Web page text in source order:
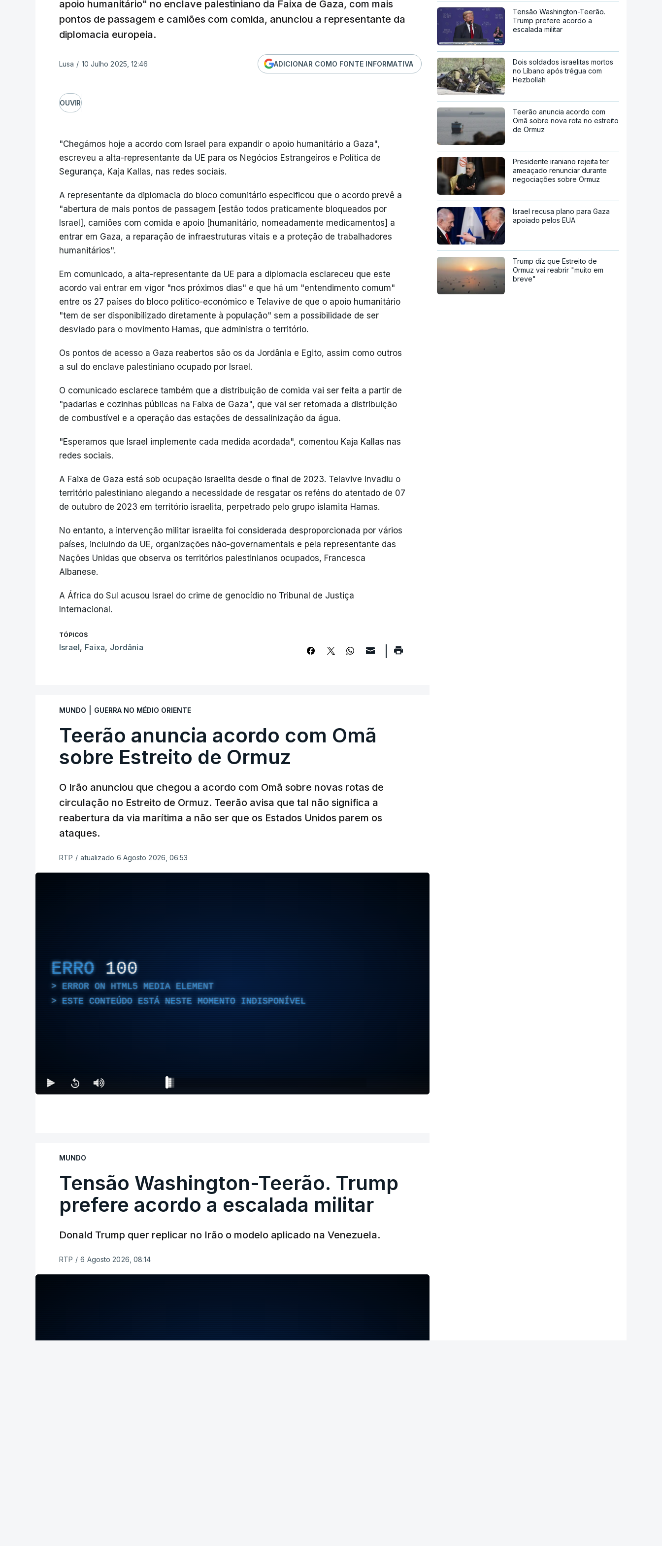
apoio humanitário" no enclave palestiniano da Faixa de Gaza, com mais
pontos de passagem e camiões com comida, anunciou a representante da
diplomacia europeia.
Lusa / 10 Julho 2025, 12:46 ADICIONAR COMO FONTE INFORMATIVA
OUVIR
"Chegámos hoje a acordo com Israel para expandir o apoio humanitário a Gaza",
escreveu a alta-representante da UE para os Negócios Estrangeiros e Política de
Segurança, Kaja Kallas, nas redes sociais.
A representante da diplomacia do bloco comunitário especificou que o acordo prevê a
"abertura de mais pontos de passagem [estão todos praticamente bloqueados por
Israel], camiões com comida e apoio [humanitário, nomeadamente medicamentos] a
entrar em Gaza, a reparação de infraestruturas vitais e a proteção de trabalhadores
humanitários".
Em comunicado, a alta-representante da UE para a diplomacia esclareceu que este
acordo vai entrar em vigor "nos próximos dias" e que há um "entendimento comum"
entre os 27 países do bloco político-económico e Telavive de que o apoio humanitário
"tem de ser disponibilizado diretamente à população" sem a possibilidade de ser
desviado para o movimento Hamas, que administra o território.
Os pontos de acesso a Gaza reabertos são os da Jordânia e Egito, assim como outros
a sul do enclave palestiniano ocupado por Israel.
O comunicado esclarece também que a distribuição de comida vai ser feita a partir de
"padarias e cozinhas públicas na Faixa de Gaza", que vai ser retomada a distribuição
de combustível e a operação das estações de dessalinização da água.
"Esperamos que Israel implemente cada medida acordada", comentou Kaja Kallas nas
redes sociais.
A Faixa de Gaza está sob ocupação israelita desde o final de 2023. Telavive invadiu o
território palestiniano alegando a necessidade de resgatar os reféns do atentado de 07
de outubro de 2023 em território israelita, perpetrado pelo grupo islamita Hamas.
No entanto, a intervenção militar israelita foi considerada desproporcionada por vários
países, incluindo da UE, organizações não-governamentais e pela representante das
Nações Unidas que observa os territórios palestinianos ocupados, Francesca
Albanese.
A África do Sul acusou Israel do crime de genocídio no Tribunal de Justiça
Internacional.
TÓPICOS
Israel, Faixa, Jordânia
MUNDO GUERRA NO MÉDIO ORIENTE
Teerão anuncia acordo com Omã
sobre Estreito de Ormuz
O Irão anunciou que chegou a acordo com Omã sobre novas rotas de
circulação no Estreito de Ormuz. Teerão avisa que tal não significa a
reabertura da via marítima a não ser que os Estados Unidos parem os
ataques.
RTP / atualizado 6 Agosto 2026, 06:53
ERRO 100
ERROR ON HTML5 MEDIA ELEMENT
ESTE CONTEÚDO ESTÁ NESTE MOMENTO INDISPONÍVEL
MUNDO
Tensão Washington-Teerão. Trump
prefere acordo a escalada militar
Donald Trump quer replicar no Irão o modelo aplicado na Venezuela.
RTP / 6 Agosto 2026, 08:14
Tensão Washington-Teerão.
Trump prefere acordo a
escalada militar
Dois soldados israelitas mortos
no Líbano após trégua com
Hezbollah
Teerão anuncia acordo com
Omã sobre nova rota no estreito
de Ormuz
Presidente iraniano rejeita ter
ameaçado renunciar durante
negociações sobre Ormuz
Israel recusa plano para Gaza
apoiado pelos EUA
Trump diz que Estreito de
Ormuz vai reabrir "muito em
breve"